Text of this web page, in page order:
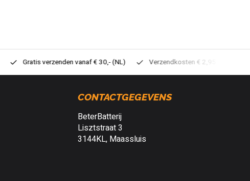
Gratis verzenden vanaf € 30,- (NL) Verzendkosten € 2,95 (NL)
CONTACTGEGEVENS
BeterBatterij
Lisztstraat 3
3144KL, Maassluis